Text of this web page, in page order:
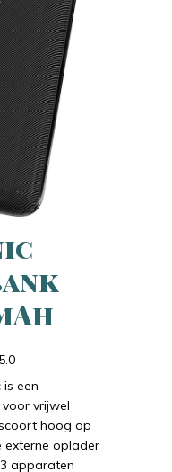
5.0
een
vrijwel
hoog op
externe oplader
apparaten